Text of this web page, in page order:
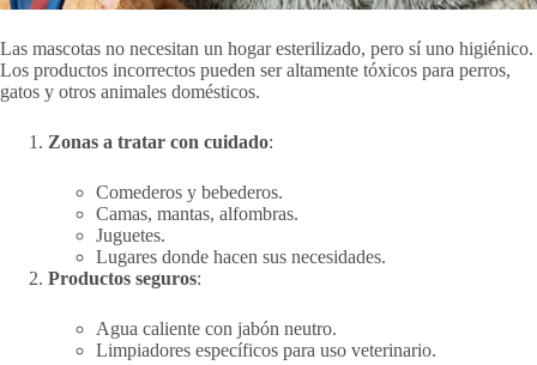
Las mascotas no necesitan un hogar esterilizado, pero sí uno higiénico.
Los productos incorrectos pueden ser altamente tóxicos para perros,
gatos y otros animales domésticos.
Zonas a tratar con cuidado:
Comederos y bebederos.
Camas, mantas, alfombras.
Juguetes.
Lugares donde hacen sus necesidades.
Productos seguros:
Agua caliente con jabón neutro.
Limpiadores específicos para uso veterinario.